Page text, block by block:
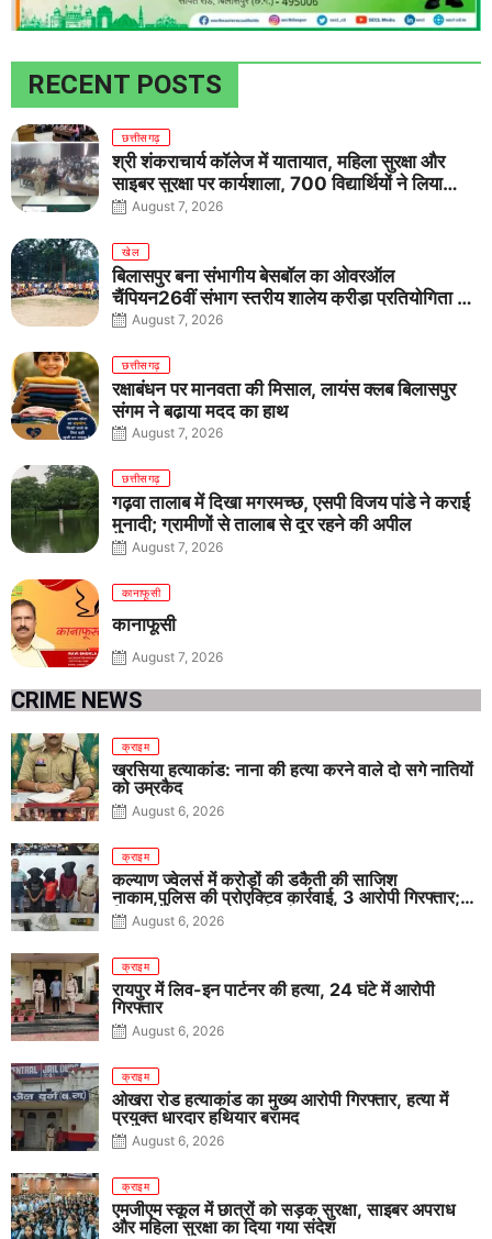
RECENT POSTS
छत्तीसगढ़
श्री शंकराचार्य कॉलेज में यातायात, महिला सुरक्षा और
साइबर सुरक्षा पर कार्यशाला, 700 विद्यार्थियों ने लिया
जागरूकता का संकल्प
August 7, 2026
खेल
बिलासपुर बना संभागीय बेसबॉल का ओवरऑल
चैंपियन26वीं संभाग स्तरीय शालेय क्रीड़ा प्रतियोगिता में
तीनों आयु वर्गों में शानदार प्रदर्शन
August 7, 2026
छत्तीसगढ़
रक्षाबंधन पर मानवता की मिसाल, लायंस क्लब बिलासपुर
संगम ने बढ़ाया मदद का हाथ
August 7, 2026
छत्तीसगढ़
गढ़वा तालाब में दिखा मगरमच्छ, एसपी विजय पांडे ने कराई
मुनादी; ग्रामीणों से तालाब से दूर रहने की अपील
August 7, 2026
कानाफूसी
कानाफूसी
August 7, 2026
CRIME NEWS
क्राइम
खरसिया हत्याकांड: नाना की हत्या करने वाले दो सगे नातियों
को उम्रकैद
August 6, 2026
क्राइम
कल्याण ज्वेलर्स में करोड़ों की डकैती की साजिश
नाकाम,पुलिस की प्रोएक्टिव कार्रवाई, 3 आरोपी गिरफ्तार;
पिस्टल, कारतूस, चाकू और मोबाइल बरामद
August 6, 2026
क्राइम
रायपुर में लिव-इन पार्टनर की हत्या, 24 घंटे में आरोपी
गिरफ्तार
August 6, 2026
क्राइम
ओखरा रोड हत्याकांड का मुख्य आरोपी गिरफ्तार, हत्या में
प्रयुक्त धारदार हथियार बरामद
August 6, 2026
क्राइम
एमजीएम स्कूल में छात्रों को सड़क सुरक्षा, साइबर अपराध
और महिला सुरक्षा का दिया गया संदेश